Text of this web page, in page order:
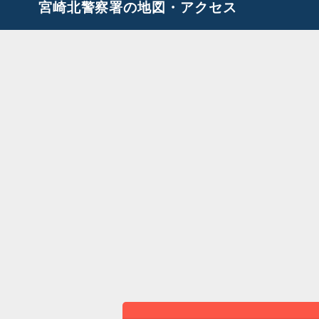
宮崎北警察署の地図・アクセス